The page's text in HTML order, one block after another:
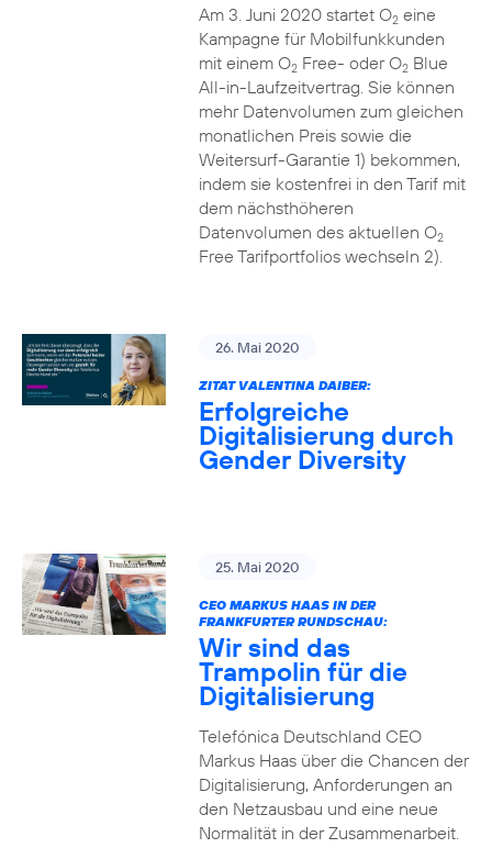
Am 3. Juni 2020 startet O2eine
Kampagne für Mobilfunkkunden
mit einem O2Free- oder O2Blue
All-in-Laufzeitvertrag. Sie können
mehr Datenvolumen zum gleichen
monatlichen Preis sowie die
Weitersurf-Garantie 1) bekommen,
indem sie kostenfrei in den Tarif mit
dem nächsthöheren
Datenvolumen des aktuellen O2
Free Tarifportfolios wechseln 2).
26. Mai 2020
ZITAT VALENTINA DAIBER:
Erfolgreiche
Digitalisierung durch
Gender Diversity
25. Mai 2020
CEO MARKUS HAAS IN DER
FRANKFURTER RUNDSCHAU:
Wir sind das
Trampolin für die
Digitalisierung
Telefónica Deutschland CEO
Markus Haas über die Chancen der
Digitalisierung, Anforderungen an
den Netzausbau und eine neue
Normalität in der Zusammenarbeit.